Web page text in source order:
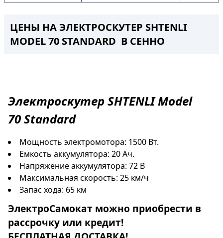
ЦЕНЫ НА ЭЛЕКТРОСКУТЕР SHTENLI
MODEL 70 STANDARD В СЕННО
ЭлектроскутерSHTENLI Model
70Standard
Мощность электромотора: 1500 Вт.
Емкость аккумулятора: 20 Ач.
Напряжение аккумулятора: 72 В
Максимальная скорость: 25 км/ч
Запас хода: 65 км
ЭлектроСамокат можно приобрести в
рассрочку или кредит!